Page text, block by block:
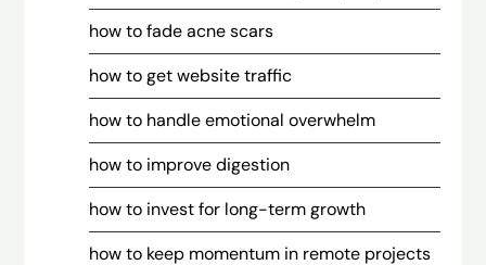
how to fade acne scars
how to get website traffic
how to handle emotional overwhelm
how to improve digestion
how to invest for long-term growth
how to keep momentum in remote projects